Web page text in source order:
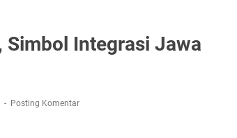
Integrasi Jawa
Posting Komentar